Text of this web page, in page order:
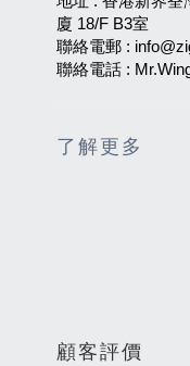
廈 18/F B3室
聯絡電郵 :
聯絡電話 :
了解更多
顧客評價